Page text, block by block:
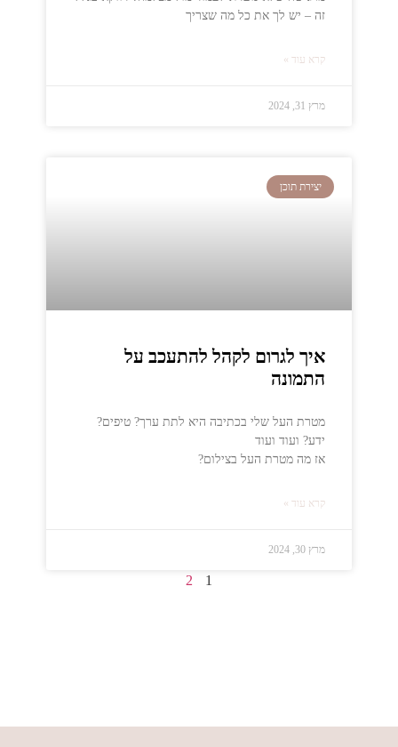
זה – יש לך את כל מה שצריך
קרא עוד »
מרץ 31, 2024
יצירת תוכן
איך לגרום לקהל להתעכב על
התמונה
מטרת העל שלי בכתיבה היא לתת ערך? טיפים?
ידע? ועוד ועוד
אז מה מטרת העל בצילום?
קרא עוד »
מרץ 30, 2024
1
2